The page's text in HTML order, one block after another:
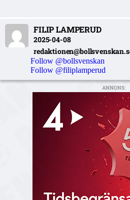
FILIP LAMPERUD
2025-04-08
Follow @bollsvenskan
Follow @filiplamperud
ANNONS: